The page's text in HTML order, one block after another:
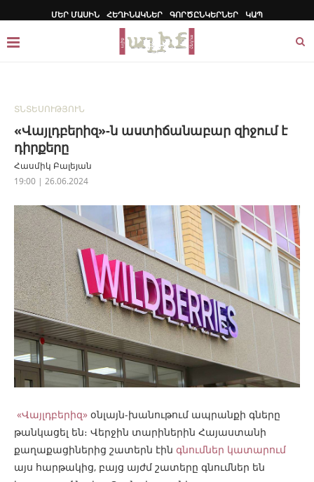
ՄԵՐ ՄԱՍԻՆ ՀԵՂԻՆԱԿՆԵՐ ԳՈՐԾԸՆԿԵՐՆԵՐ ԿԱՊ
ՏՆՏԵՍՈՒԹՅՈՒՆ
«Վայլդբերիզ»-ն աստիճանաբար զիջում է
դիրքերը
Հասմիկ Բալեյան
19:00 | 26.06.2024
«Վայլդբերիզ» օնլայն-խանութում ապրանքի գները
թանկացել են։ Վերջին տարիներին Հայաստանի
քաղաքացիներից շատերն էին գնումներ կատարում
այս հարթակից, բայց այժմ շատերը գնումներ են